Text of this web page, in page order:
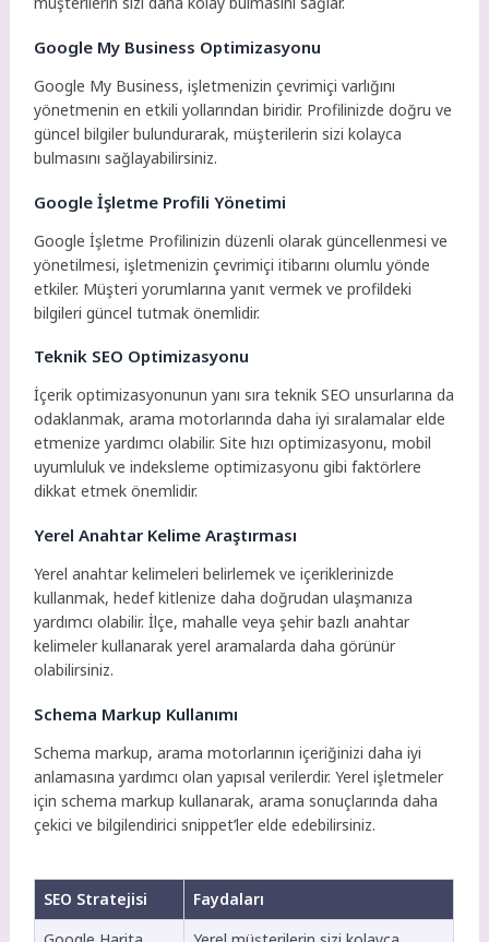
Google My Business Optimizasyonu
Google My Business, işletmenizin çevrimiçi varlığını
yönetmenin en etkili yollarından biridir. Profilinizde doğru ve
güncel bilgiler bulundurarak, müşterilerin sizi kolayca
bulmasını sağlayabilirsiniz.
Google İşletme Profili Yönetimi
Google İşletme Profilinizin düzenli olarak güncellenmesi ve
yönetilmesi, işletmenizin çevrimiçi itibarını olumlu yönde
etkiler. Müşteri yorumlarına yanıt vermek ve profildeki
bilgileri güncel tutmak önemlidir.
Teknik SEO Optimizasyonu
İçerik optimizasyonunun yanı sıra teknik SEO unsurlarına da
odaklanmak, arama motorlarında daha iyi sıralamalar elde
etmenize yardımcı olabilir. Site hızı optimizasyonu, mobil
uyumluluk ve indeksleme optimizasyonu gibi faktörlere
dikkat etmek önemlidir.
Yerel Anahtar Kelime Araştırması
Yerel anahtar kelimeleri belirlemek ve içeriklerinizde
kullanmak, hedef kitlenize daha doğrudan ulaşmanıza
yardımcı olabilir. İlçe, mahalle veya şehir bazlı anahtar
kelimeler kullanarak yerel aramalarda daha görünür
olabilirsiniz.
Schema Markup Kullanımı
Schema markup, arama motorlarının içeriğinizi daha iyi
anlamasına yardımcı olan yapısal verilerdir. Yerel işletmeler
için schema markup kullanarak, arama sonuçlarında daha
çekici ve bilgilendirici snippet’ler elde edebilirsiniz.
SEO Stratejisi
Faydaları